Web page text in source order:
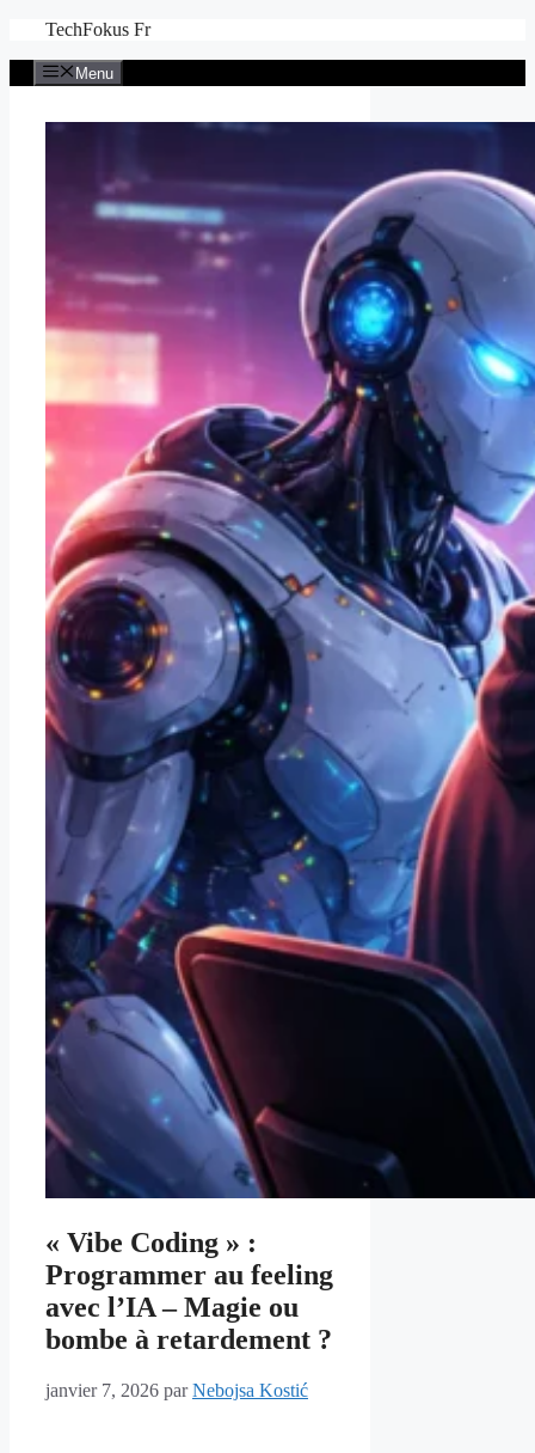
Aller
contenu
TechFokus Fr
Menu
« Vibe Coding » :
Programmer au feeling
avec l’IA – Magie ou
bombe à retardement ?
janvier 7, 2026 parNebojsa Kostić